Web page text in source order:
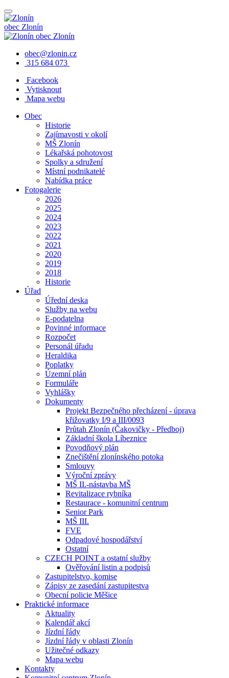
obec Zlonín
obec Zlonín
obec@zlonin.cz
315 684 073
Facebook
Vytisknout
Mapa webu
Obec
Historie
Zajímavosti v okolí
MŠ Zlonín
Lékařská pohotovost
Spolky a sdružení
Místní podnikatelé
Nabídka práce
Fotogalerie
2026
2025
2024
2023
2022
2021
2020
2019
2018
Historie
Úřad
Úřední deska
Služby na webu
E-podatelna
Povinné informace
Rozpočet
Personál úřadu
Heraldika
Poplatky
Územní plán
Formuláře
Vyhlášky
Dokumenty
Projekt Bezpečného přecházení - úprava
křižovatky I/9 a III/0093
Průtah Zlonín (Čakovičky - Předboj)
Základní škola Líbeznice
Povodňový plán
Znečištění zlonínského potoka
Smlouvy
Výroční zprávy
MŠ II.-nástavba MŠ
Revitalizace rybníka
Restaurace - komunitní centrum
Senior Park
MŠ III.
FVE
Odpadové hospodářství
Ostatní
CZECH POINT a ostatní služby
Ověřování listin a podpisů
Zastupitelstvo, komise
Zápisy ze zasedání zastupitestva
Obecní policie Měšice
Praktické informace
Aktuality
Kalendář akcí
Jízdní řády
Jízdní řády v oblasti Zlonín
Užitečné odkazy
Mapa webu
Kontakty